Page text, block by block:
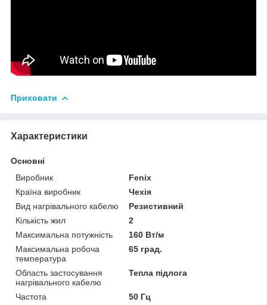
Приховати
Характеристики
Основні
Виробник
Fenix
Країна виробник
Чехія
Вид нагрівального кабелю
Резистивний
Кількість жил
2
Максимальна потужність
160 Вт/м
Максимальна робоча
температура
65 град.
Область застосування
нагрівального кабелю
Тепла підлога
Частота
50 Гц